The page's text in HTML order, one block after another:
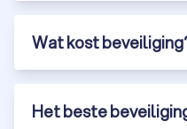
Wat kost
Het beste